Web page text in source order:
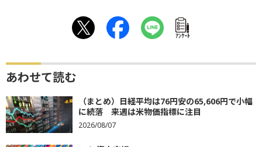
ｱﾝｹｰﾄ
あわせて読む
（まとめ）日経平均は76円安の65,606円で小幅
に続落 来週は米物価指標に注目
2026/08/07